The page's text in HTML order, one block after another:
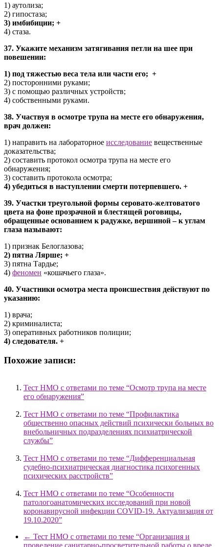
1) аутолиза;
2) гипостаза;
3) имбибиции; +
4) стаза.
37. Укажите механизм затягивания петли на шее при
повешении:
1) под тяжестью веса тела или части его; +
2) посторонними руками;
3) с помощью различных устройств;
4) собственными руками.
38. Участвуя в осмотре трупа на месте его обнаружения,
врач должен:
1) направить на лабораторное исследование вещественные
доказательства;
2) составить протокол осмотра трупа на месте его
обнаружения;
3) составить протокола осмотра;
4) убедиться в наступлении смерти потерпевшего. +
39. Участки треугольной формы серовато-желтоватого
цвета на фоне прозрачной и блестящей роговицы,
обращенные основанием к радужке, вершиной – к углам
глаза называют:
1) признак Белоглазова;
2) пятна Лярше; +
3) пятна Тардье;
4) феномен «кошачьего глаза».
40. Участники осмотра места происшествия действуют по
указанию:
1) врача;
2) криминалиста;
3) оперативных работников полиции;
4) следователя. +
Похожие записи:
Тест НМО с ответами по теме “Осмотр трупа на месте
его обнаружения”
Тест НМО с ответами по теме “Профилактика
общественно опасных действий психически больных во
внебольничных подразделениях психиатрической
службы”
Тест НМО с ответами по теме “Дифференциальная
судебно-психиатрическая диагностика психогенных
психических расстройств”
Тест НМО с ответами по теме “Особенности
патологоанатомических исследований при новой
коронавирусной инфекции COVID-19. Актуализация от
19.10.2020”
← Тест НМО с ответами по теме “Организация и